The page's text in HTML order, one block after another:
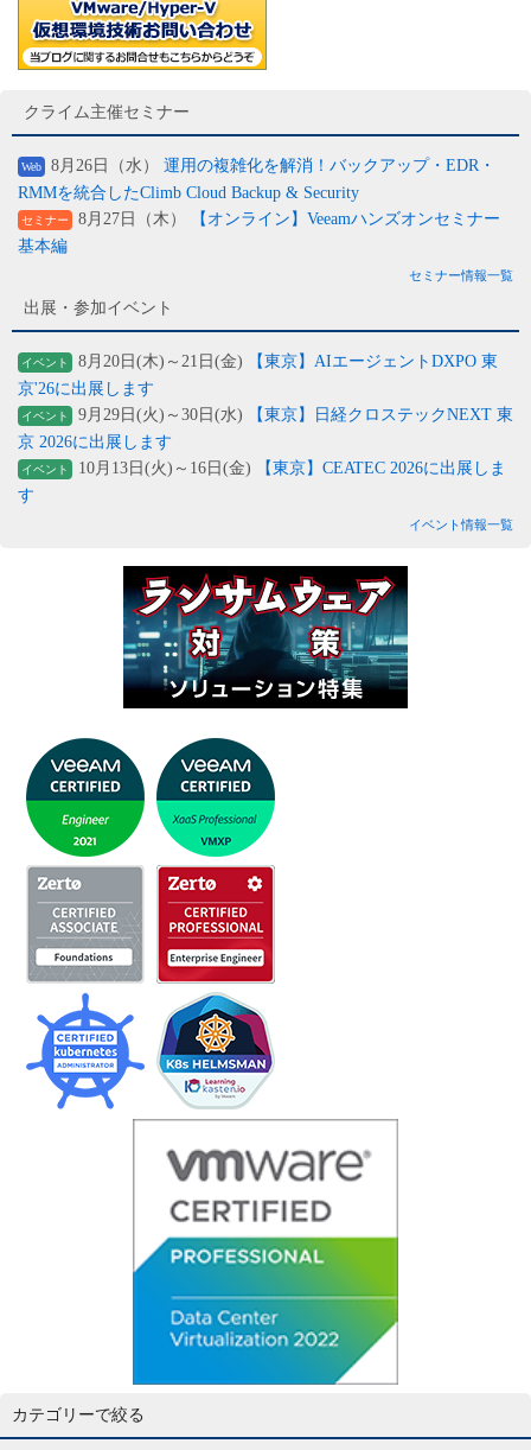
クライム主催セミナー
Web 8月26日（水） 運用の複雑化を解消！バックアップ・EDR・
RMMを統合したClimb Cloud Backup & Security
セミナー 8月27日（木）
【オンライン】Veeamハンズオンセミナー
基本編
セミナー情報一覧
出展・参加イベント
イベント 8月20日(木)～21日(金)
【東京】AIエージェントDXPO 東
京'26に出展します
イベント 9月29日(火)～30日(水)
【東京】日経クロステックNEXT 東
京 2026に出展します
イベント 10月13日(火)～16日(金)
【東京】CEATEC 2026に出展しま
す
イベント情報一覧
カテゴリーで絞る